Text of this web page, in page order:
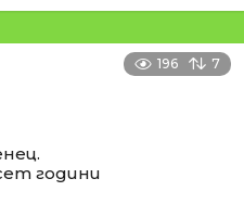
196 7
години